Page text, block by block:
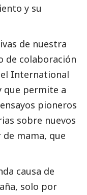
y su
de nuestra
de colaboración
International
que permite a
pioneros
sobre nuevos
mama, que
causa de
solo por